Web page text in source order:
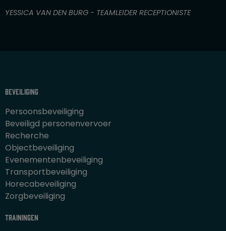
n
YESSICA VAN DEN BURG - TEAMLEIDER RECEPTIONISTE
Beveiliging
Persoonsbeveiliging
Beveiligd personenvervoer
Recherche
Objectbeveiliging
Evenementenbeveiliging
Transportbeveiliging
Horecabeveiliging
Zorgbeveiliging
Trainingen